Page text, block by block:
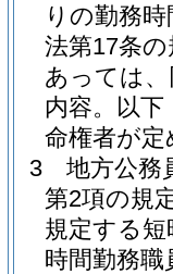
りの勤務
法第17条
あっては
内容。以
命権者が定
3
地方公務
第2項の規
規定する
時間勤務